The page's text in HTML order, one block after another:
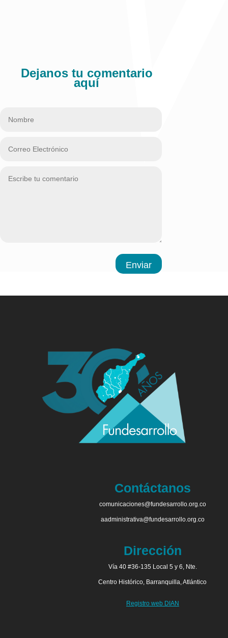
Dejanos tu comentario
aquí
Enviar
Contáctanos
comunicaciones@fundesarrollo.org.co
aadministrativa@fundesarrollo.org.co
Dirección
Vía 40 #36-135 Local 5 y 6, Nte.
Centro Histórico, Barranquilla, Atlántico
Registro web DIAN